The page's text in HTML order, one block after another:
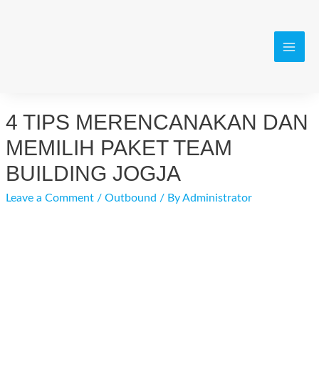
4 TIPS MERENCANAKAN DAN
MEMILIH PAKET TEAM
BUILDING JOGJA
Leave a Comment /Outbound / ByAdministrator